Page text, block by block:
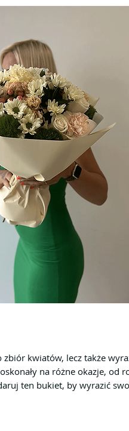
kwiatów, lecz także
na różne okazje, od
ten bukiet, by wyrazić